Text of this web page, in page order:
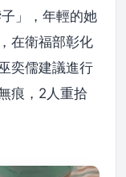
」，年輕的她
在衛福部彰化
奕儒建議進行
痕，2人重拾